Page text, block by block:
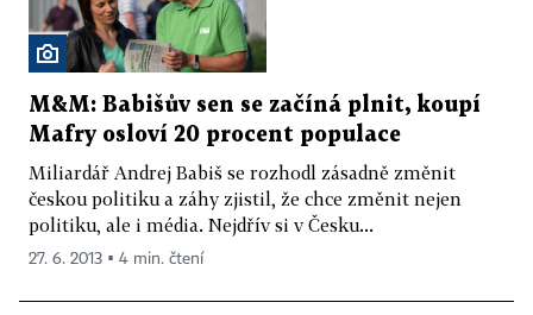
M&M: Babišův sen se začíná plnit, koupí
Mafry osloví 20 procent populace
Miliardář Andrej Babiš se rozhodl zásadně změnit
českou politiku a záhy zjistil, že chce změnit nejen
politiku, ale i média. Nejdřív si v Česku...
27. 6. 2013 ▪ 4 min. čtení